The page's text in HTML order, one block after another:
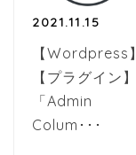
2021.11.15
【Wordpress】
【プラグイン】
「Admin
Colum･･･